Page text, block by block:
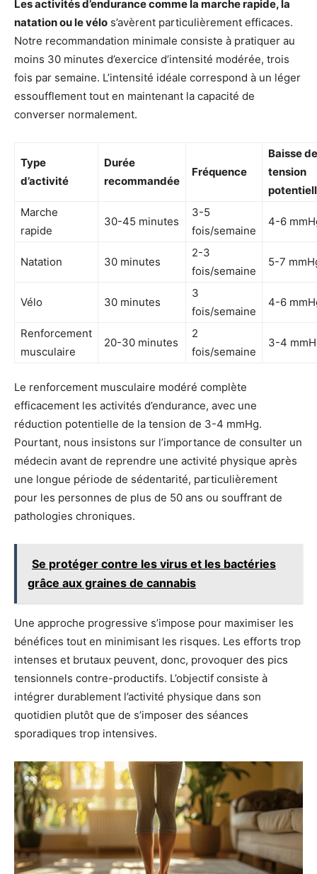
Les activités d’endurance comme la marche rapide, la
natation ou le vélo s’avèrent particulièrement efficaces.
Notre recommandation minimale consiste à pratiquer au
moins 30 minutes d’exercice d’intensité modérée, trois
fois par semaine. L’intensité idéale correspond à un léger
essoufflement tout en maintenant la capacité de
converser normalement.
Type
d’activité
Durée
recommandée
Fréquence
Baisse de
tension
Marche
rapide
30-45 minutes
3-5
fois/semaine
4-6
Natation 30 minutes
2-3
fois/semaine
5-7
Vélo 30 minutes
3
fois/semaine
4-6
Renforcement
musculaire
20-30 minutes
2
fois/semaine
3-4
Le renforcement musculaire modéré complète
efficacement les activités d’endurance, avec une
réduction potentielle de la tension de 3-4 mmHg.
Pourtant, nous insistons sur l’importance de consulter un
médecin avant de reprendre une activité physique après
une longue période de sédentarité, particulièrement
pour les personnes de plus de 50 ans ou souffrant de
pathologies chroniques.
Se protéger contre les virus et les bactéries
grâce aux graines de cannabis
Une approche progressive s’impose pour maximiser les
bénéfices tout en minimisant les risques. Les efforts trop
intenses et brutaux peuvent, donc, provoquer des pics
tensionnels contre-productifs. L’objectif consiste à
intégrer durablement l’activité physique dans son
quotidien plutôt que de s’imposer des séances
sporadiques trop intensives.